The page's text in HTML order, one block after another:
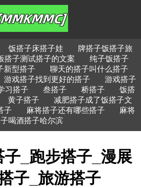
饭搭子床搭子娃
牌搭子饭搭子旅
搭子测试搭子的文案
纯子饭搭子
新型搭子
聊天的搭子叫什么搭子
游戏搭子找到更好的搭子
游戏搭子
习搭子 叁搭子 桥搭子
饭搭
黄子搭子
减肥搭子成了饭搭子文
子 麻将搭子还有哪些搭子
麻将
喝酒搭子哈尔滨
_跑步搭子_漫展
子_旅游搭子